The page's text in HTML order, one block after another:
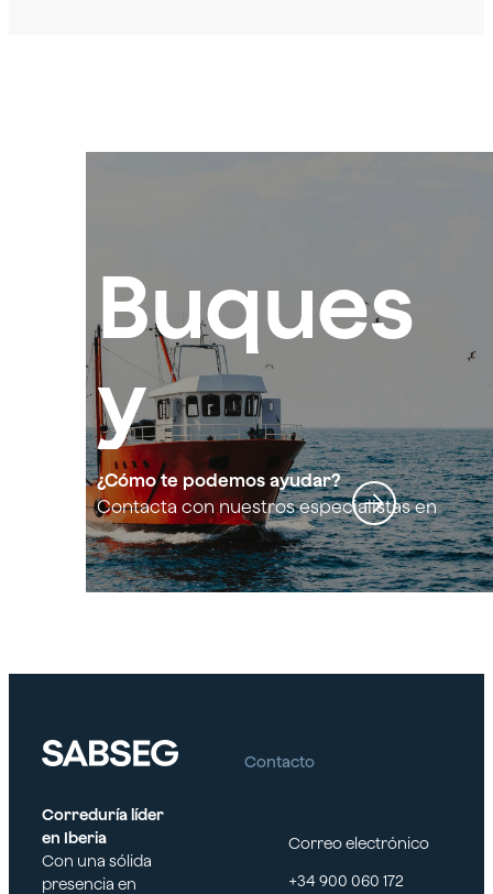
Buques
y
embarc
aciones
profesi
onales
¿Cómo te podemos ayudar?
Contacta con nuestros especialistas en
Buques y embarcaciones profesionales
Correduría líder
en Iberia
Con una sólida
presencia en
Contacto
Correo electrónico
+34 900 060 172